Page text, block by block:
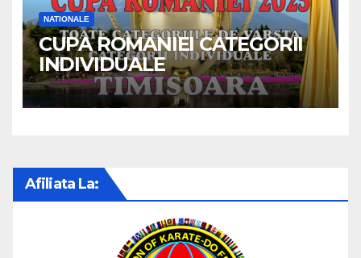
NATIONALE
CUPA ROMANIEI CATEGORII
INDIVIDUALE
Afiliata La: